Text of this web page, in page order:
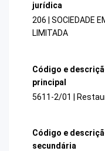
jurídica
206 | SOCIEDADE
LIMITADA
Código e
principal
5611-2/01 |
Código e
secundária